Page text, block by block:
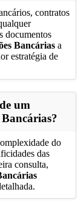
contratos
documentos
Bancárias a
estratégia de
um
Bancárias?
do
das
consulta,